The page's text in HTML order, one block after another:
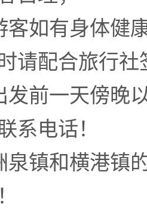
客如有身体健
请配合旅行社
发前一天傍晚
系电话！
泉镇和横港镇